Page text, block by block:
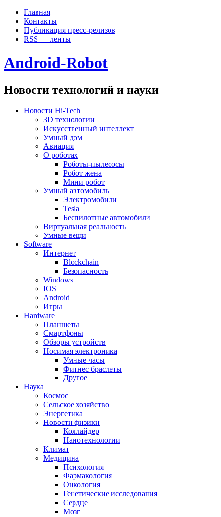
Главная
Контакты
Публикация пресс-релизов
RSS — ленты
Android-Robot
Новости технологий и науки
Новости Hi-Tech
3D технологии
Искусственный интеллект
Умный дом
Авиация
О роботах
Роботы-пылесосы
Робот жена
Мини робот
Умный автомобиль
Электромобили
Tesla
Беспилотные автомобили
Виртуальная реальность
Умные вещи
Software
Интернет
Blockchain
Безопасность
Windows
IOS
Android
Игры
Hardware
Планшеты
Смартфоны
Обзоры устройств
Носимая электроника
Умные часы
Фитнес браслеты
Другое
Наука
Космос
Сельское хозяйство
Энергетика
Новости физики
Коллайдер
Нанотехнологии
Климат
Медицина
Психология
Фармакология
Онкология
Генетические исследования
Сердце
Мозг